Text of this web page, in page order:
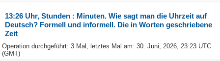
13:26 Uhr, Stunden : Minuten. Wie sagt man die Uhrzeit auf
Deutsch? Formell und informell. Die in Worten geschriebene
Zeit
Operation durchgeführt: 3 Mal, letztes Mal am: 30. Juni, 2026, 23:23 UTC
(GMT)